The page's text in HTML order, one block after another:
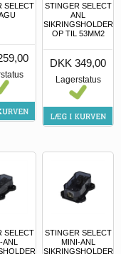
SELECT
STINGER SELECT
ANL
SIKRINGSHOLDER
OP TIL 53MM2
DKK 349,00
Lagerstatus
SELECT
STINGER SELECT
MINI-ANL
SIKRINGSHOLDER